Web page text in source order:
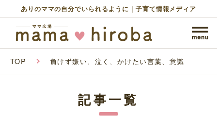
ありのママの自分でいられるように｜子育て情報メディア
TOP 負けず嫌い、泣く、かけたい言葉、意識
記事一覧